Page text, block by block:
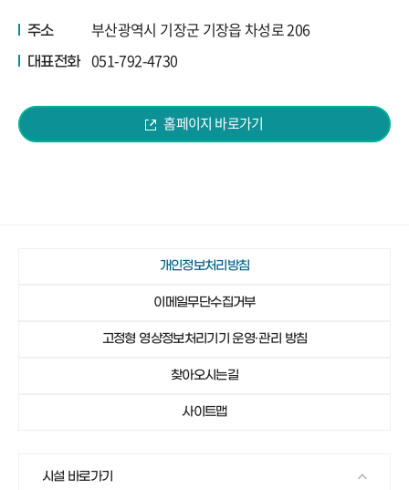
주소 부산광역시 기장군 기장읍 차성로 206
대표전화 051-792-4730
홈페이지 바로가기
개인정보처리방침
이메일무단수집거부
고정형 영상정보처리기기 운영·관리 방침
찾아오시는길
사이트맵
시설 바로가기